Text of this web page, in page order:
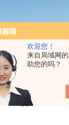
欢迎您！
来自局域网
助您的吗？